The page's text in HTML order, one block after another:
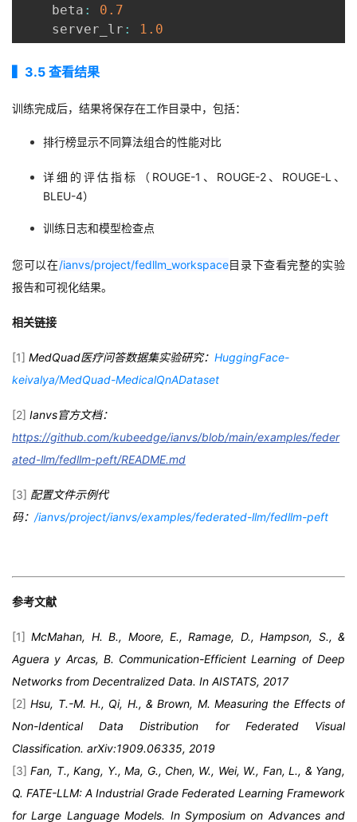
    beta
:
0.7
    server_lr
: 1.0
▍3.5 查看结果
训练完成后，结果将保存在工作目录中，包括：
排行榜显示不同算法组合的性能对比
详细的评估指标（ ROUGE-1 、 ROUGE-2、 ROUGE-L、
BLEU-4）
训练日志和模型检查点
您可以在/ianvs/project/fedllm_workspace目录下查看完整的实验
报告和可视化结果。
相关链接
[1] MedQuad医疗问答数据集实验研究： HuggingFace-
keivalya/MedQuad-MedicalQnADataset
[2] Ianvs官方文档：
https://github.com/kubeedge/ianvs/blob/main/examples/feder
ated-llm/fedllm-peft/README.md
[3] 配置文件示例代
码： /ianvs/project/ianvs/examples/federated-llm/fedllm-peft
参考文献
[1]McMahan, H. B., Moore, E., Ramage, D., Hampson, S., &
Aguera y Arcas, B. Communication-Efficient Learning of Deep
Networks from Decentralized Data. In AISTATS, 2017
[2]Hsu, T.-M. H., Qi, H., & Brown, M. Measuring the Effects of
Non-Identical Data Distribution for Federated Visual
Classification. arXiv:1909.06335, 2019
[3]Fan, T., Kang, Y., Ma, G., Chen, W., Wei, W., Fan, L., & Yang,
Q. FATE-LLM: A Industrial Grade Federated Learning Framework
for Large Language Models. In Symposium on Advances and